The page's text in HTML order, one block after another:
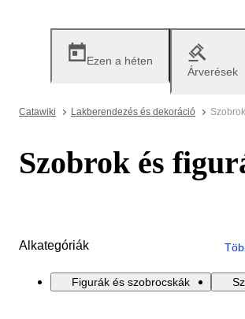
Ezen a héten
Árverések
Catawiki Lakberendezés és dekoráció
Szobrok és
Alkategóriák
Figurák és szobrocskák